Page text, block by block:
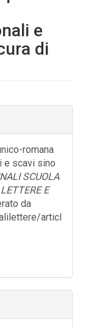
e
di
romana
e scavi sino
SCUOLA
E
da
articl